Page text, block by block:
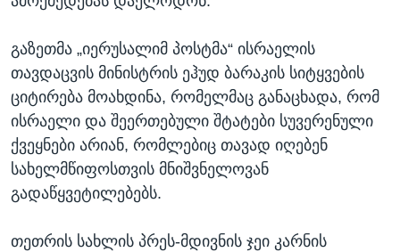
გაზეთმა „იერუსალიმ პოსტმა“ ისრაელის
თავდაცვის მინისტრის ეჰუდ ბარაკის სიტყვების
ციტირება მოახდინა, რომელმაც განაცხადა, რომ
ისრაელი და შეერთებული შტატები სუვერენული
ქვეყნები არიან, რომლებიც თავად იღებენ
სახელმწიფოსთვის მნიშვნელოვან
გადაწყვეტილებებს.
თეთრის სახლის პრეს-მდივნის ჯეი კარნის